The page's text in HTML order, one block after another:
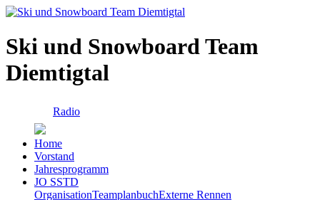
Ski und Snowboard Team
Diemtigtal
Radio
Home
Vorstand
Jahresprogramm
JO SSTD
OrganisationTeamplanbuchExterne Rennen